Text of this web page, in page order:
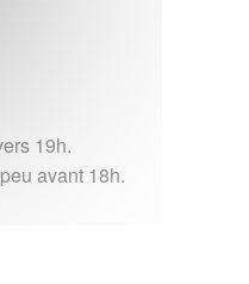
19h.
avant 18h.